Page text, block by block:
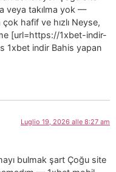
veya takılma yok —
hafif ve hızlı Neyse,
[url=https://1xbet-indir-
1xbet indir Bahis yapan
Luglio 19, 2026 alle 8:27 am
bulmak şart Çoğu site